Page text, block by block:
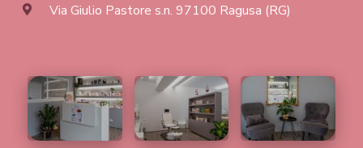
Via Giulio Pastore s.n. 97100 Ragusa (RG)